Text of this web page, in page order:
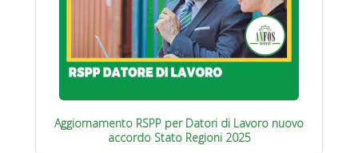
Aggiornamento RSPP per Datori di Lavoro nuovo
accordo Stato Regioni 2025